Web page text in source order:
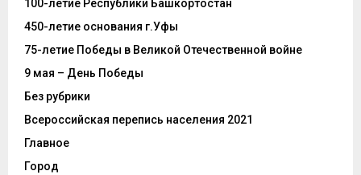
100-летие Республики Башкортостан
450-летие основания г.Уфы
75-летие Победы в Великой Отечественной войне
9 мая – День Победы
Без рубрики
Всероссийская перепись населения 2021
Главное
Город